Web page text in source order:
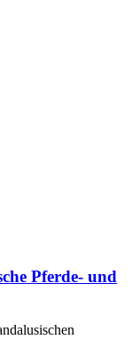
Pferde- und